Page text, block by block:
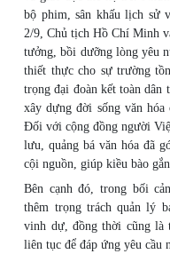
bộ phim, sân khấu lịch sử
2/9, Chủ tịch Hồ Chí Minh
tưởng, bồi dưỡng lòng yêu
thiết thực cho sự trường
trọng đại đoàn kết toàn dân
xây dựng đời sống văn hóa
Đối với cộng đồng người
lưu, quảng bá văn hóa đã
cội nguồn, giúp kiều bào
Bên cạnh đó, trong bối
thêm trọng trách quản lý
vinh dự, đồng thời cũng là
liên tục để đáp ứng yêu cầu